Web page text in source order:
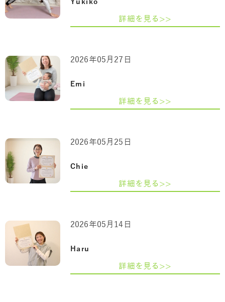
Yukiko
詳細を見る>>
Emi
2026年05月27日
詳細を見る>>
Chie
2026年05月25日
詳細を見る>>
Haru
2026年05月14日
詳細を見る>>